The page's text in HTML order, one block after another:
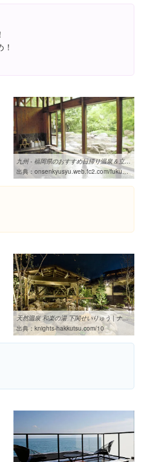
九州 - 福岡県のおすすめ日帰り温泉＆立ち寄り温泉
出典： onsenkyusyu.web.fc2.com/fukuoka/index.html
天然温泉 和楽の湯 下関せいりゅう | ナイツが発掘！HIT商品プロデュース
出典：knights-hakkutsu.com/10